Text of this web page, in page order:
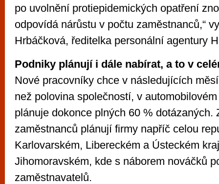
po uvolnění protiepidemických opatření
odpovídá nárůstu v počtu zaměstnanců,“
Hrbáčková, ředitelka personální agentury
Podniky plánují i dále nabírat, a to v
Nové pracovníky chce v následujících
než polovina společností, v
plánuje dokonce plných 60 % dotázaných.
zaměstnanců plánují firmy napříč celou
Karlovarském, Libereckém a Ústeckém
Jihomoravském, kde s náborem nováčků
zaměstnavatelů.